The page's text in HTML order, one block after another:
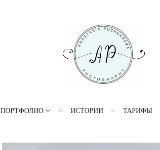
ПОРТФОЛИО ИСТОРИИ ТАРИФЫ